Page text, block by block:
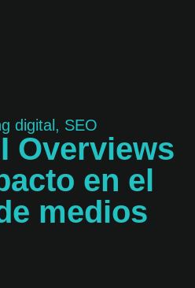
digital, SEO
Overviews
en el
medios